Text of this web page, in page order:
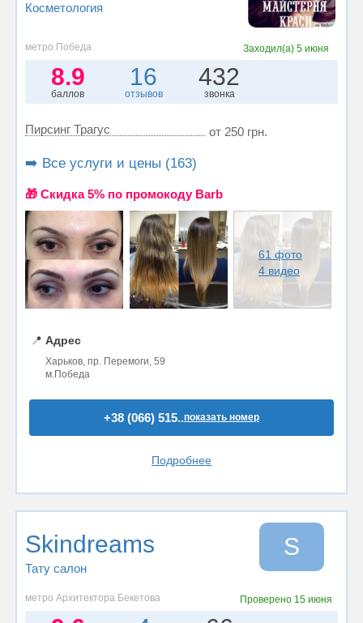
Косметология
метро Победа Заходил(а) 5 июня
8.9
баллов
16
отзывов
432
звонка
Пирсинг Трагус от 250 грн.
➡️ Все услуги и цены (163)
🎁 Cкидка 5% по промокоду Barb
61 фото
4 видео
📍 Адрес
Харьков, пр. Перемоги, 59
м.Победа
+38 (066) 515..показать номер
Подробнее
Skindreams
Тату салон
S
метро Архитектора Бекетова Проверено 15 июня